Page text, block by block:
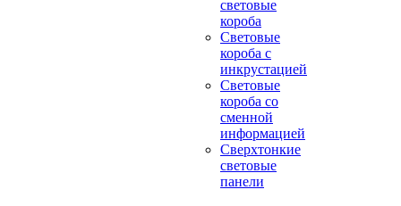
световые
короба
Световые
короба с
инкрустацией
Световые
короба со
сменной
информацией
Сверхтонкие
световые
панели